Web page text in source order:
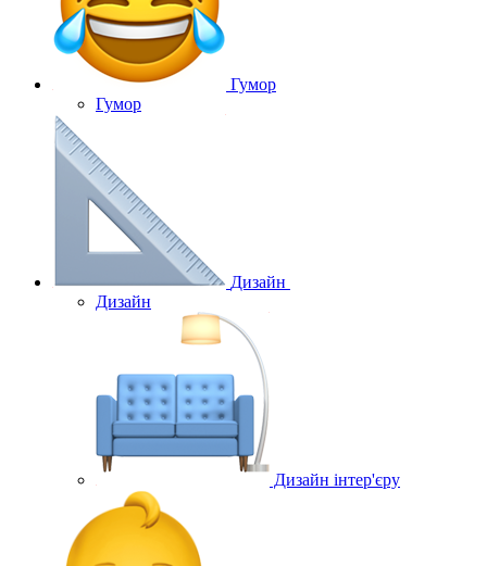
Гумор
Гумор
Дизайн
Дизайн
Дизайн інтер'єру